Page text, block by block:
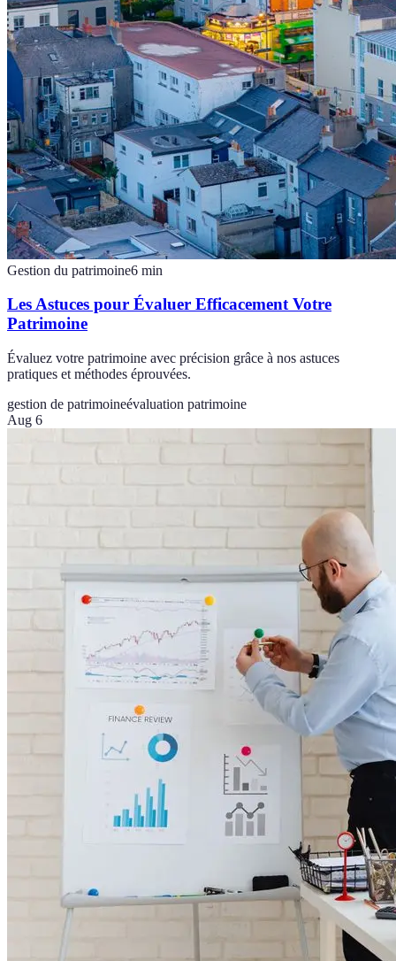
Gestion du patrimoine6 min
Les Astuces pour Évaluer Efficacement Votre
Patrimoine
Évaluez votre patrimoine avec précision grâce à nos astuces
pratiques et méthodes éprouvées.
gestion de patrimoineévaluation patrimoine
Aug 6